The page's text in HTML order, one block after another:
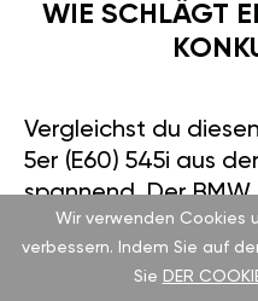
WIE SCHLÄGT
Vergleichst du
5er (E60) 545i aus
spannend. Der
mit 333 PS, also
erreichen 100 km/h
Doch der quattro-
Wir verwenden Cookies
verbessern. Indem Sie auf
Sie DER